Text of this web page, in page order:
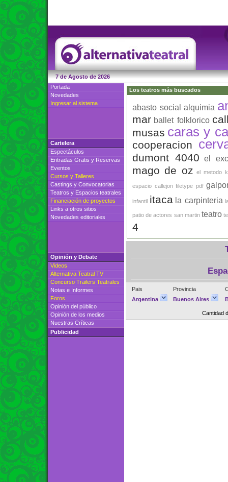
7 de Agosto de 2026
Portada
Novedades
Ingresar al sistema
Cartelera
Espectáculos
Entradas Gratis y Reservas
Eventos
Cursos y Talleres
Castings y Convocatorias
Teatros y Espacios teatrales
Financiación de proyectos
Links a otros sitios
Novedades editoriales
Opinión y Debate
Videos
Alternativa Teatral TV
Concurso Trailers Teatrales
Notas e Informes
Foros
Opinión del público
Opinión de los medios
Nuestras Críticas
Publicidad
Los teatros más buscados
abasto social alquimia
mar ballet folklorico
musas caras y
cooperacion
dumont 4040 el
mago de oz el metodo
espacio callejon filetype pdf
infantil itaca la carpinteria
patio de actores san martin teatro
4
Pais Provincia
Argentina
Buenos Aires
Cantidad